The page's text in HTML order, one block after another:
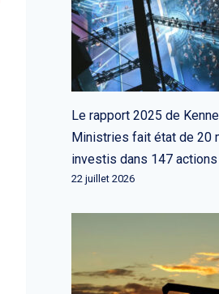
Le rapport 2025 de
Ministries fait état de 20
investis dans 147
22 juillet 2026